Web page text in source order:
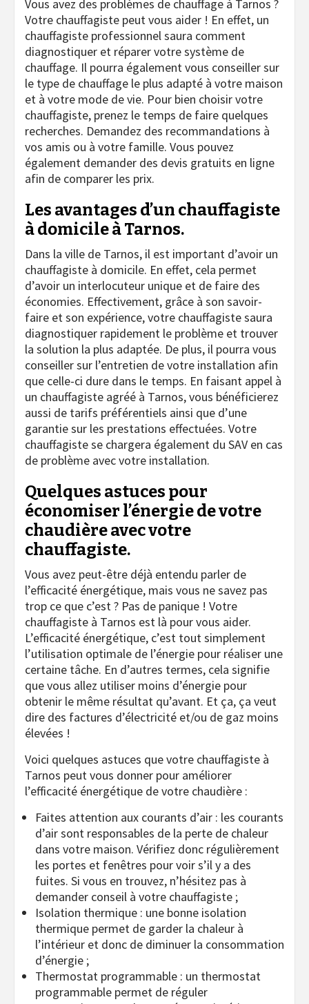
Vous avez des problèmes de chauffage à Tarnos ?
Votre chauffagiste peut vous aider ! En effet, un
chauffagiste professionnel saura comment
diagnostiquer et réparer votre système de
chauffage. Il pourra également vous conseiller sur
le type de chauffage le plus adapté à votre maison
et à votre mode de vie. Pour bien choisir votre
chauffagiste, prenez le temps de faire quelques
recherches. Demandez des recommandations à
vos amis ou à votre famille. Vous pouvez
également demander des devis gratuits en ligne
afin de comparer les prix.
Les avantages d’un chauffagiste
à domicile à Tarnos.
Dans la ville de Tarnos, il est important d’avoir un
chauffagiste à domicile. En effet, cela permet
d’avoir un interlocuteur unique et de faire des
économies. Effectivement, grâce à son savoir-
faire et son expérience, votre chauffagiste saura
diagnostiquer rapidement le problème et trouver
la solution la plus adaptée. De plus, il pourra vous
conseiller sur l’entretien de votre installation afin
que celle-ci dure dans le temps. En faisant appel à
un chauffagiste agréé à Tarnos, vous bénéficierez
aussi de tarifs préférentiels ainsi que d’une
garantie sur les prestations effectuées. Votre
chauffagiste se chargera également du SAV en cas
de problème avec votre installation.
Quelques astuces pour
économiser l’énergie de votre
chaudière avec votre
chauffagiste.
Vous avez peut-être déjà entendu parler de
l’efficacité énergétique, mais vous ne savez pas
trop ce que c’est ? Pas de panique ! Votre
chauffagiste à Tarnos est là pour vous aider.
L’efficacité énergétique, c’est tout simplement
l’utilisation optimale de l’énergie pour réaliser une
certaine tâche. En d’autres termes, cela signifie
que vous allez utiliser moins d’énergie pour
obtenir le même résultat qu’avant. Et ça, ça veut
dire des factures d’électricité et/ou de gaz moins
élevées !
Voici quelques astuces que votre chauffagiste à
Tarnos peut vous donner pour améliorer
l’efficacité énergétique de votre chaudière :
Faites attention aux courants d’air : les courants
d’air sont responsables de la perte de chaleur
dans votre maison. Vérifiez donc régulièrement
les portes et fenêtres pour voir s’il y a des
fuites. Si vous en trouvez, n’hésitez pas à
demander conseil à votre chauffagiste ;
Isolation thermique : une bonne isolation
thermique permet de garder la chaleur à
l’intérieur et donc de diminuer la consommation
d’énergie ;
Thermostat programmable : un thermostat
programmable permet de réguler